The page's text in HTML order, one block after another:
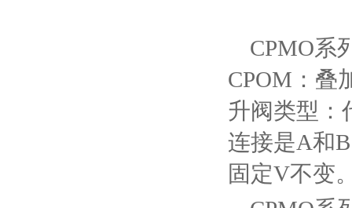
CPMO系
CPOM：叠
升阀类型：
连接是A和
固定V不变